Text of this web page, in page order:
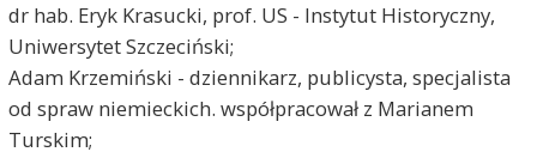
dr hab. Eryk Krasucki, prof. US - Instytut Historyczny,
Uniwersytet Szczeciński;
Adam Krzemiński - dziennikarz, publicysta, specjalista
od spraw niemieckich. współpracował z Marianem
Turskim;